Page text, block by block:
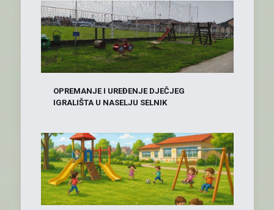
OPREMANJE I UREĐENJE DJEČJEG
IGRALIŠTA U NASELJU SELNIK